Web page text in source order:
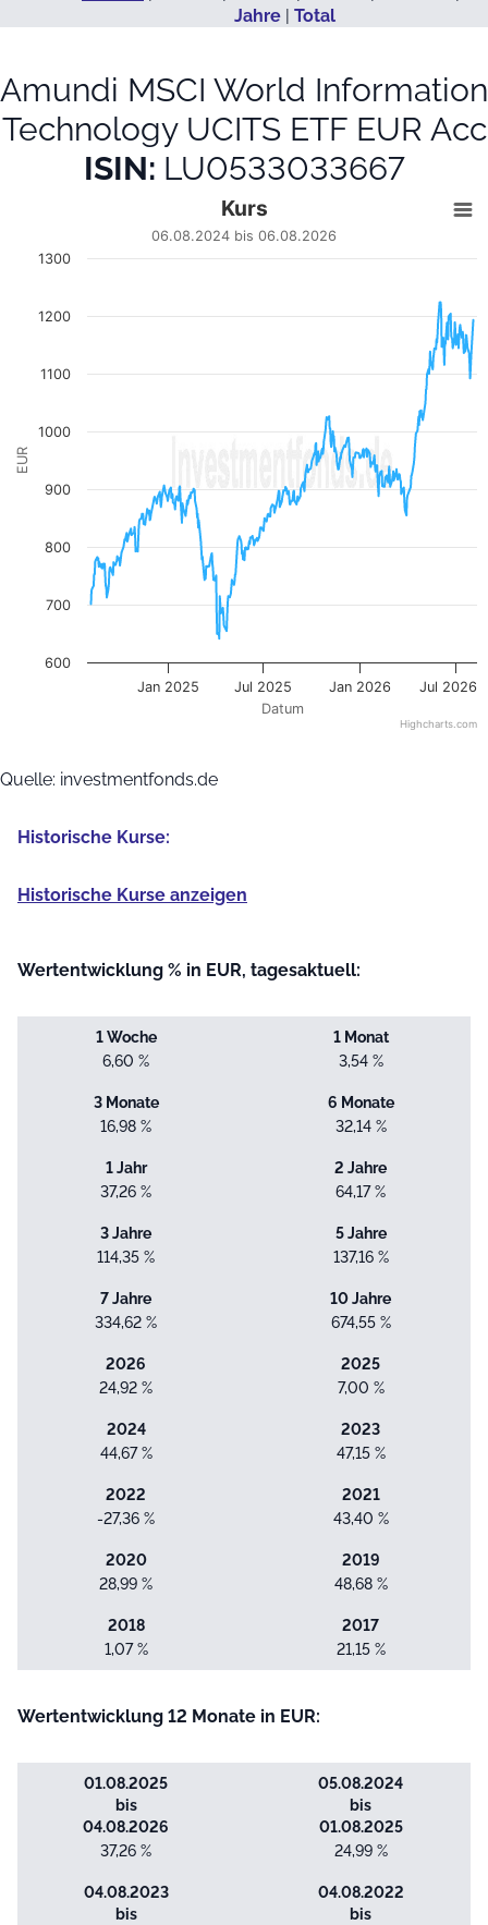
Jahre| Total
Amundi MSCI World Information
Technology UCITS ETF EUR Acc
ISIN: LU0533033667
Line chart with 462 data points.
06.08.2024 bis 06.08.2026
The chart has 1 X axis displaying Datum. Data ranges
The chart has 1 Y axis displaying EUR. Data ranges from
Datum
EUR
Kurs
06.08.2024 bis 06.08.2026
Jan 2025 Jan 2026
Jul 2025 Jul 2026
600
700
800
900
1000
1100
1200
1300
Highcharts.com
Quelle: investmentfonds.de
Historische Kurse:
Historische Kurse anzeigen
Wertentwicklung % in EUR, tagesaktuell:
1 Woche
6,60 %
1 Monat
3,54 %
3 Monate
16,98 %
6 Monate
32,14 %
1 Jahr
37,26 %
2 Jahre
64,17 %
3 Jahre
114,35 %
5 Jahre
137,16 %
7 Jahre
334,62 %
10 Jahre
674,55 %
2026
24,92 %
2025
7,00 %
2024
44,67 %
2023
47,15 %
2022
-27,36 %
2021
43,40 %
2020
28,99 %
2019
48,68 %
2018
1,07 %
2017
21,15 %
Wertentwicklung 12 Monate in EUR:
01.08.2025
bis
04.08.2026
37,26 %
05.08.2024
bis
01.08.2025
24,99 %
04.08.2023
bis
04.08.2022
bis